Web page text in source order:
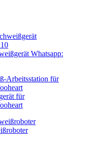
Whatsapp:
für